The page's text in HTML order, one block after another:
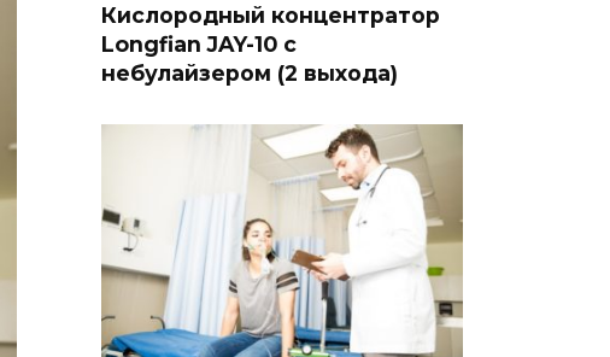
Кислородный концентратор
Longfian JAY-10 с
небулайзером (2 выхода)